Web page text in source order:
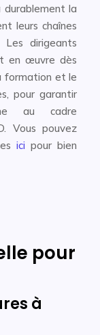
durablement la
leurs chaînes
dirigeants
en œuvre dès
formation et le
pour garantir
au cadre
Vous pouvez
ici pour bien
pour
à